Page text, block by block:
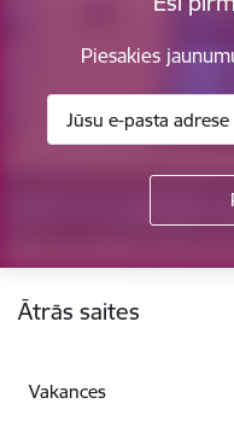
Piesakies
Ātrās saites
Vakances